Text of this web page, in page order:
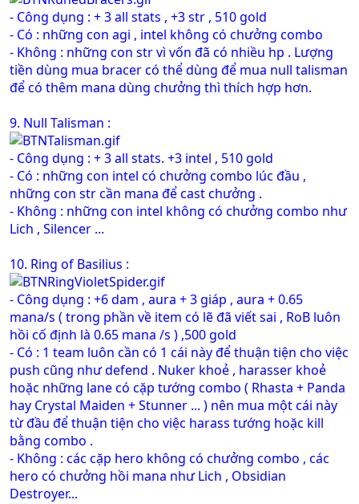
- Công dụng : + 3 all stats , +3 str , 510 gold
- Có : những con agi , intel không có chưởng combo
- Không : những con str vì vốn đã có nhiều hp . Lượng
tiền dùng mua bracer có thể dùng để mua null talisman
để có thêm mana dùng chưởng thì thích hợp hơn.
9. Null Talisman :
- Công dụng : + 3 all stats. +3 intel , 510 gold
- Có : những con intel có chưởng combo lúc đầu ,
những con str cần mana để cast chưởng .
- Không : những con intel không có chưởng combo như
Lich , Silencer ...
10. Ring of Basilius :
- Công dụng : +6 dam , aura + 3 giáp , aura + 0.65
mana/s ( trong phần về item có lẽ đã viết sai , RoB luôn
hồi cố định là 0.65 mana /s ) ,500 gold
- Có : 1 team luôn cần có 1 cái này để thuận tiện cho việc
push cũng như defend . Nuker khoẻ , harasser khoẻ
hoặc những lane có cặp tướng combo ( Rhasta + Panda
hay Crystal Maiden + Stunner ... ) nên mua một cái này
từ đầu để thuận tiện cho việc harass tướng hoặc kill
bằng combo .
- Không : các cặp hero không có chưởng combo , các
hero có chưởng hồi mana như Lich , Obsidian
Destroyer...